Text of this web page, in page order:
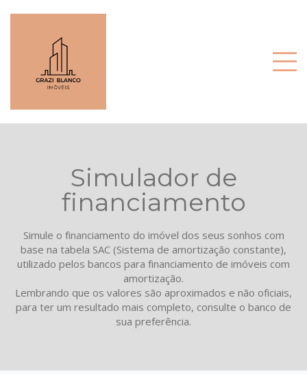
Simulador de
financiamento
Simule o financiamento do imóvel dos seus sonhos com
base na tabela SAC (Sistema de amortização constante),
utilizado pelos bancos para financiamento de imóveis com
amortização.
Lembrando que os valores são aproximados e não oficiais,
para ter um resultado mais completo, consulte o banco de
sua preferência.